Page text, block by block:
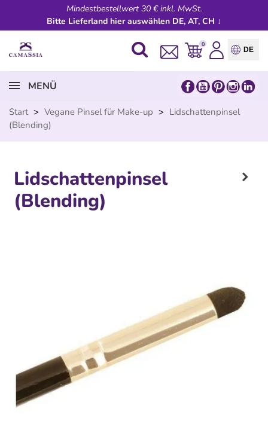
Mindestbestellwert 30 € inkl. MwSt.
Bitte Lieferland hier auswählen DE, AT, CH ↓
0
DE
MENÜ
Start > Vegane Pinsel für Make-up > Lidschattenpinsel
(Blending)
Lidschattenpinsel
(Blending)